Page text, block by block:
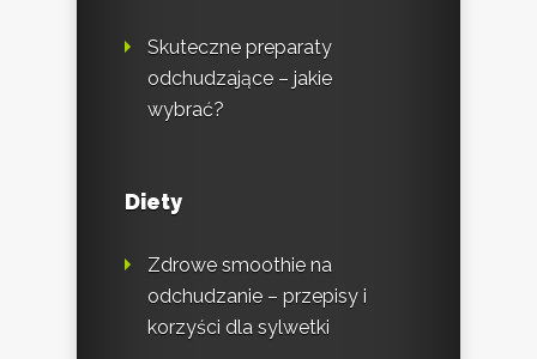
Skuteczne preparaty
odchudzające – jakie
wybrać?
Diety
Zdrowe smoothie na
odchudzanie – przepisy i
korzyści dla sylwetki